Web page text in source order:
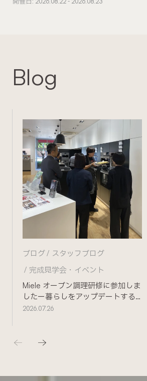
Blog
Miele オーブン調理研修に参加しま
したー暮らしをアップデートする
ためにー
ブログ
スタッフブログ
完成見学会・イベント
2026.07.26